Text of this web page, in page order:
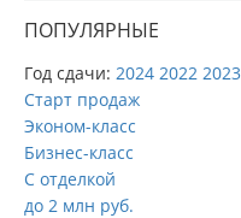
ПОПУЛЯРНЫЕ
Год сдачи: 2024 2022 2023
Старт продаж
Эконом-класс
Бизнес-класс
С отделкой
до 2 млн руб.